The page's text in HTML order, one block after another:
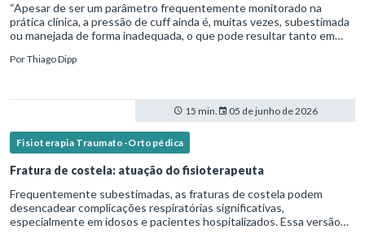
“Apesar de ser um parâmetro frequentemente monitorado na
prática clínica, a pressão de cuff ainda é, muitas vezes, subestimada
ou manejada de forma inadequada, o que pode resultar tanto em
PorThiago Dipp
15 min. 05 de junho de 2026
Fisioterapia Traumato-Ortopédica
Fratura de costela: atuação do fisioterapeuta
Frequentemente subestimadas, as fraturas de costela podem
desencadear complicações respiratórias significativas,
especialmente em idosos e pacientes hospitalizados. Essa versão